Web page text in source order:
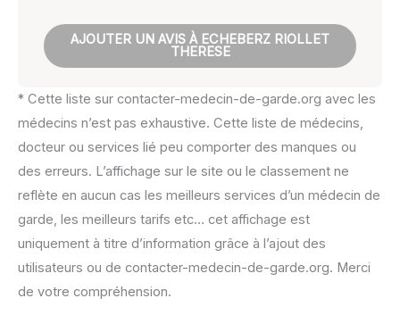
AJOUTER UN AVIS À ECHEBERZ RIOLLET
THERESE
* Cette liste sur contacter-medecin-de-garde.org avec les
médecins n’est pas exhaustive. Cette liste de médecins,
docteur ou services lié peu comporter des manques ou
des erreurs. L’affichage sur le site ou le classement ne
reflète en aucun cas les meilleurs services d’un médecin de
garde, les meilleurs tarifs etc… cet affichage est
uniquement à titre d’information grâce à l’ajout des
utilisateurs ou de contacter-medecin-de-garde.org. Merci
de votre compréhension.